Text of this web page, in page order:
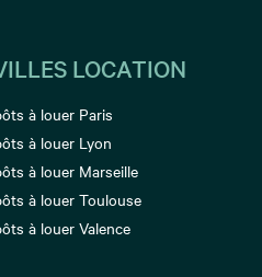
LOCATION
à louer Paris
à louer Lyon
à louer Marseille
à louer Toulouse
à louer Valence